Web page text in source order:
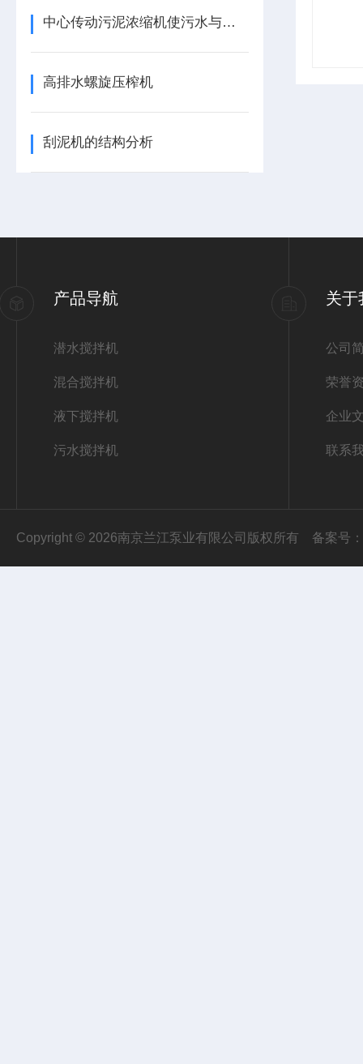
中心传动污泥浓缩机使污水与活性污泥的混合液变清澈
高排水螺旋压榨机
刮泥机的结构分析
产品导航
潜水搅拌机
混合搅拌机
液下搅拌机
污水搅拌机
关于
公司
荣誉
企业
联系
Copyright © 2026南京兰江泵业有限公司版权所有 备案号